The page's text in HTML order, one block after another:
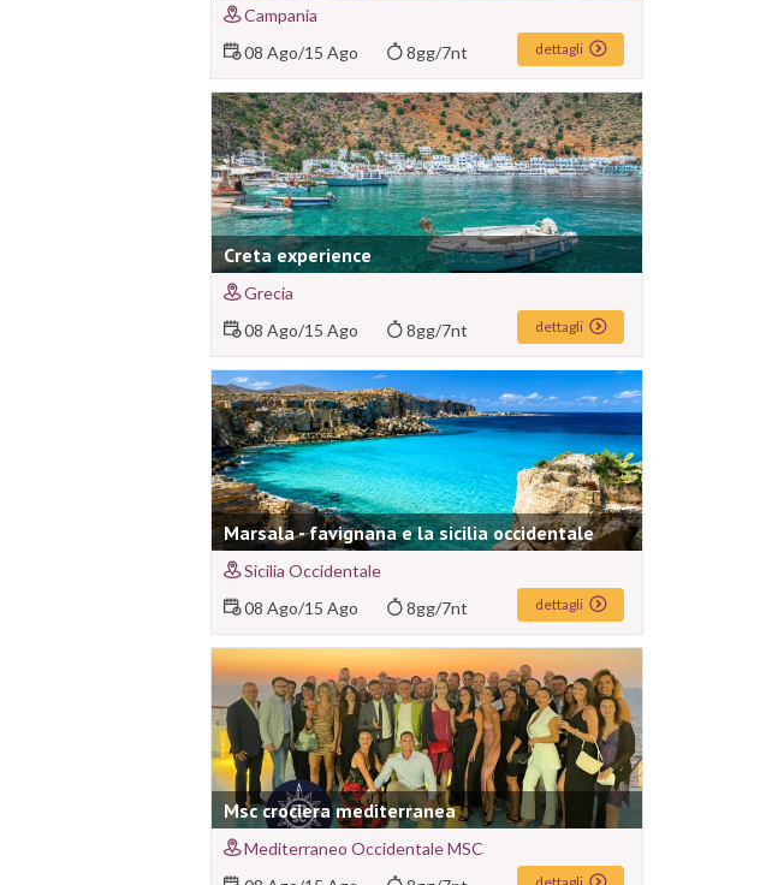
Campania
08 Ago/15 Ago 8gg/7nt dettagli
Creta experience
Grecia
08 Ago/15 Ago 8gg/7nt dettagli
Marsala - favignana e la sicilia occidentale
Sicilia Occidentale
08 Ago/15 Ago 8gg/7nt dettagli
Msc crociera mediterranea
Mediterraneo Occidentale MSC